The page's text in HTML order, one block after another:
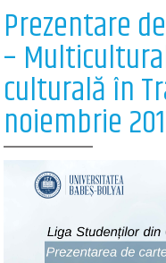
Prezentare
–
culturală în
noiembrie